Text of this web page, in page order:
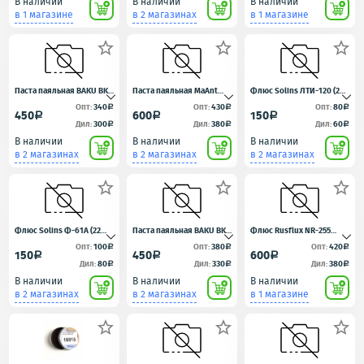
в 1 магазине
в 2 магазинах
в 1 магазине

Паста паяльная BAKU BK-
450a
Опт:340a
Дил:300a
В наличии
в 2 магазинах

Паста паяльная MaAnt
MY-83A (50 г, 183°C)
600a
Опт:430a
Дил:380a
В наличии
в 2 магазинах

Флюс Solins ЛТИ-120 (20
150a
Опт:80a
Дил:60a
В наличии
в 2 магазинах

Флюс Solins Ф-61А (22
мл, для алюминия)
150a
Опт:100a
Дил:80a
В наличии
в 2 магазинах

Паста паяльная BAKU BK-
450a
Опт:380a
Дил:330a
В наличии
в 2 магазинах

Флюс Rusflux NR-255
600a
Опт:420a
Дил:380a
В наличии
в 1 магазине
  